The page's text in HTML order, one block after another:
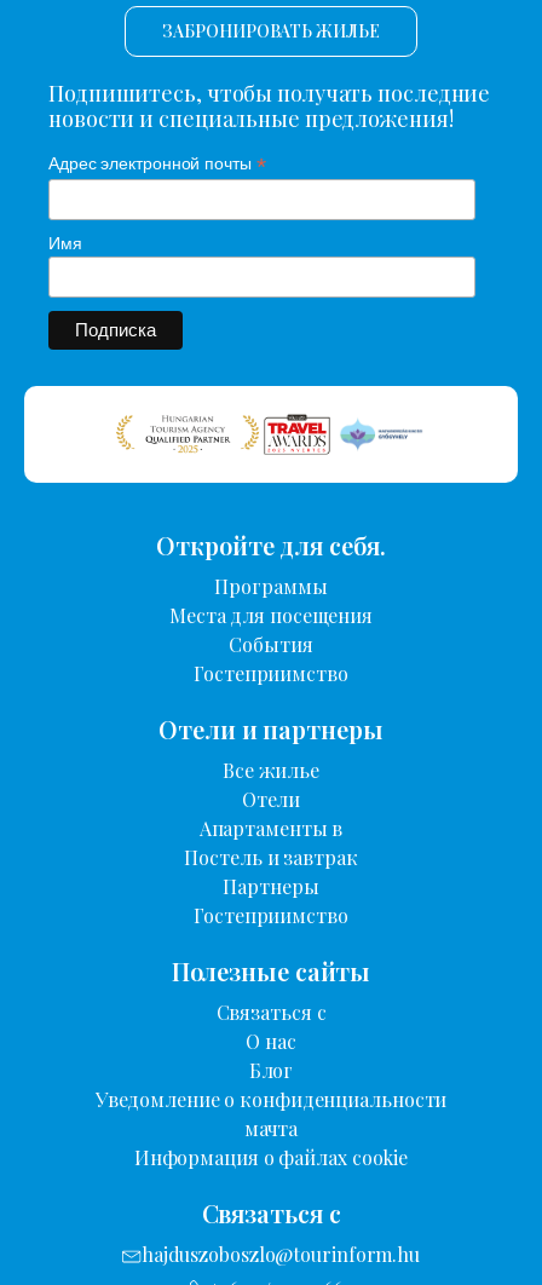
ЗАБРОНИРОВАТЬ ЖИЛЬЕ
Подпишитесь, чтобы получать последние
новости и специальные предложения!
Адрес электронной почты *
Имя
Откройте для себя.
Программы
Места для посещения
События
Гостеприимство
Отели и партнеры
Все жилье
Отели
Апартаменты в
Постель и завтрак
Партнеры
Гостеприимство
Полезные сайты
Связаться с
О нас
Блог
Уведомление о конфиденциальности
мачта
Информация о файлах cookie
Связаться с
hajduszoboszlo@tourinform.hu